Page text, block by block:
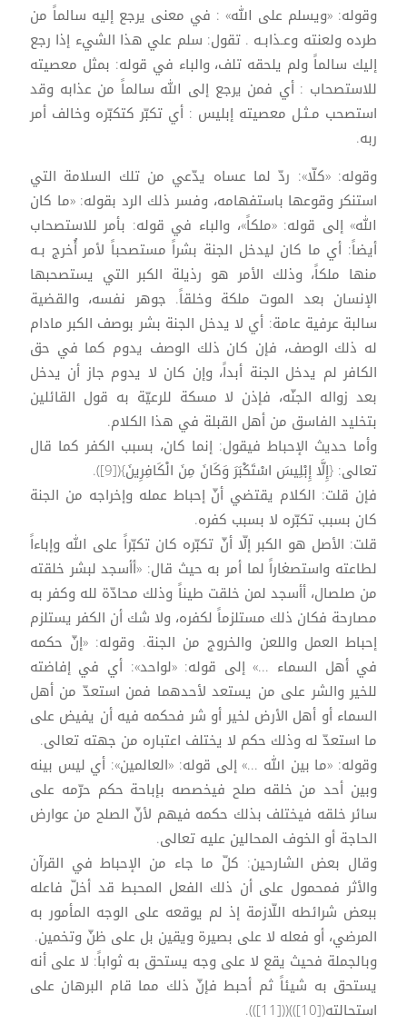
وقوله: «ويسلم على الله» : في معنى يرجع إليه سالماً من
طرده ولعنته وعـذابـه . تقول: سلم علي هذا الشيء إذا رجع
إليك سالماً ولم يلحقه تلف، والباء في قوله: بمثل معصيته
للاستصحاب : أي فمن يرجع إلى الله سالماً من عذابه وقد
استصحب مـثـل معصيته إبليس : أي تكبّر كتكبّره وخالف أمر
ربه.
وقوله: «كلّا»: ردّ لما عساه يدّعي من تلك السلامة التي
استنكر وقوعها باستفهامه، وفسر ذلك الرد بقوله: «ما كان
الله» إلى قوله: «ملكاً»، والباء في قوله: بأمر للاستصحاب
أيضاً: أي ما كان ليدخل الجنة بشراً مستصحباً لأمر أُخرج بـه
منها ملكاً، وذلك الأمر هو رذيلة الكبر التي يستصحبها
الإنسان بعد الموت ملكة وخلقاً. جوهر نفسه، والقضية
سالبة عرفية عامة: أي لا يدخل الجنة بشر بوصف الكبر مادام
له ذلك الوصف، فإن كان ذلك الوصف يدوم كما في حق
الكافر لم يدخل الجنة أبداً، وإن كان لا يدوم جاز أن يدخل
بعد زواله الجنّه، فإذن لا مسكة للرعيّة به قول القائلين
بتخليد الفاسق من أهل القبلة في هذا الكلام.
وأما حديث الإحباط فيقول: إنما كان، بسبب الكفر كما قال
تعالى: {إِلَّا إِبْلِيسَ اسْتَكْبَرَ وَكَانَ مِنَ الْكَافِرِينَ}([9]).
فإن قلت: الكلام يقتضي أنّ إحباط عمله وإخراجه من الجنة
كان بسبب تكبّره لا بسبب كفره.
قلت: الأصل هو الكبر إلّا أنّ تكبّره كان تكبّراً على الله وإباءاً
لطاعته واستصغاراً لما أمر به حيث قال: «أأسجد لبشر خلقته
من صلصال، أأسجد لمن خلقت طيناً وذلك محادّة لله وكفر به
مصارحة فكان ذلك مستلزماً لكفره، ولا شك أن الكفر يستلزم
إحباط العمل واللعن والخروج من الجنة. وقوله: «إنّ حكمه
في أهل السماء ...» إلى قوله: «لواحد»: أي في إفاضته
للخير والشر على من يستعد لأحدهما فمن استعدّ من أهل
السماء أو أهل الأرض لخير أو شر فحكمه فيه أن يفيض على
ما استعدّ له وذلك حكم لا يختلف اعتباره من جهته تعالى.
وقوله: «ما بين الله ...» إلى قوله: «العالمين»: أي ليس بينه
وبين أحد من خلقه صلح فيخصصه بإباحة حكم حرّمه على
سائر خلقه فيختلف بذلك حكمه فيهم لأنّ الصلح من عوارض
الحاجة أو الخوف المحالين عليه تعالى.
وقال بعض الشارحين: كلّ ما جاء من الإحباط في القرآن
والأثر فمحمول على أن ذلك الفعل المحبط قد أخلّ فاعله
ببعض شرائطه اللّازمة إذ لم يوقعه على الوجه المأمور به
المرضي، أو فعله لا على بصيرة ويقين بل على ظنّ وتخمين.
وبالجملة فحيث يقع لا على وجه يستحق به ثواباً: لا على أنه
يستحق به شيئاً ثم أحبط فإنّ ذلك مما قام البرهان على
استحالته([10]))(([11])).